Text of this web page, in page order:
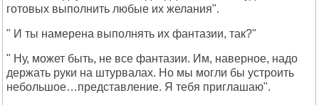
готовых выполнить любые их желания".
" И ты намерена выполнять их фантазии, так?"
" Ну, может быть, не все фантазии. Им, наверное, надо
держать руки на штурвалах. Но мы могли бы устроить
небольшое…представление. Я тебя приглашаю".